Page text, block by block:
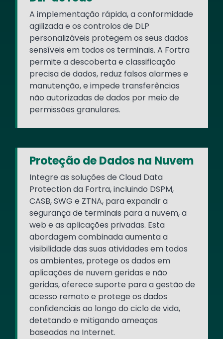
A implementação rápida, a conformidade
agilizada e os controlos de DLP
personalizáveis protegem os seus dados
sensíveis em todos os terminais. A Fortra
permite a descoberta e classificação
precisa de dados, reduz falsos alarmes e
manutenção, e impede transferências
não autorizadas de dados por meio de
permissões granulares.
Proteção de Dados na Nuvem
Integre as soluções de Cloud Data
Protection da Fortra, incluindo DSPM,
CASB, SWG e ZTNA, para expandir a
segurança de terminais para a nuvem, a
web e as aplicações privadas. Esta
abordagem combinada aumenta a
visibilidade das suas atividades em todos
os ambientes, protege os dados em
aplicações de nuvem geridas e não
geridas, oferece suporte para a gestão de
acesso remoto e protege os dados
confidenciais ao longo do ciclo de vida,
detetando e mitigando ameaças
baseadas na Internet.